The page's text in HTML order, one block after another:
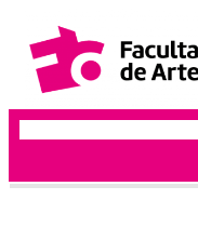
contenido
Buscar